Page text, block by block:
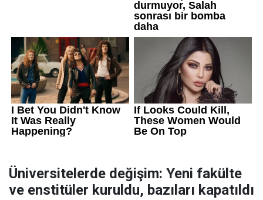
Üniversitelerde değişim: Yeni fakülte
ve enstitüler kuruldu, bazıları kapatıldı